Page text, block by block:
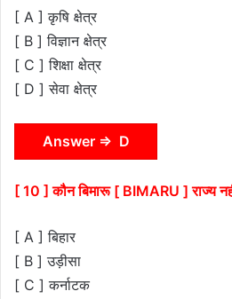
[ A ] कृषि क्षेत्र
[ B ] विज्ञान क्षेत्र
[ C ] शिक्षा क्षेत्र
[ D ] सेवा क्षेत्र
Answer ⇒ D
[ 10 ] कौन बिमारू [ BIMARU ] राज्य
[ A ] बिहार
[ B ] उड़ीसा
[ C ] कर्नाटक